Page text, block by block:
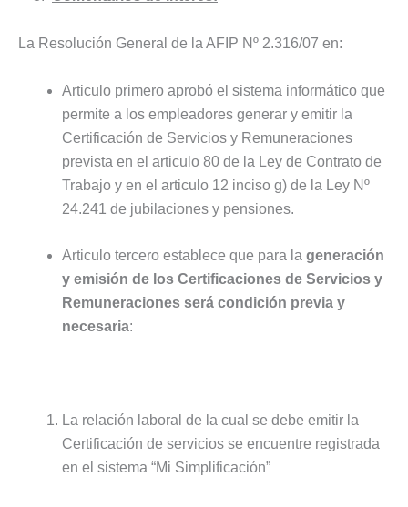
La Resolución General de la AFIP Nº 2.316/07 en:
Articulo primero aprobó el sistema informático que
permite a los empleadores generar y emitir la
Certificación de Servicios y Remuneraciones
prevista en el articulo 80 de la Ley de Contrato de
Trabajo y en el articulo 12 inciso g) de la Ley Nº
24.241 de jubilaciones y pensiones.
Articulo tercero establece que para la generación
y emisión de los Certificaciones de Servicios y
Remuneraciones será condición previa y
necesaria:
La relación laboral de la cual se debe emitir la
Certificación de servicios se encuentre registrada
en el sistema “Mi Simplificación”